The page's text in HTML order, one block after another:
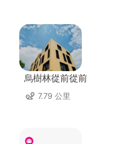
烏樹林從前從前
7.79 公里